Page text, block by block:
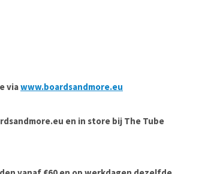
viawww.boardsandmore.eu
en in store bij The Tube